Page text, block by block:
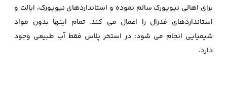
برای اهالی نیویورک سالم نموده و استانداردهای نیویورک، ایالت و
استانداردهای فدرال را اعمال می کند. تمام اینها بدون مواد
شیمیایی انجام می شود: در استخر پلاس فقط آب طبیعی وجود
دارد.